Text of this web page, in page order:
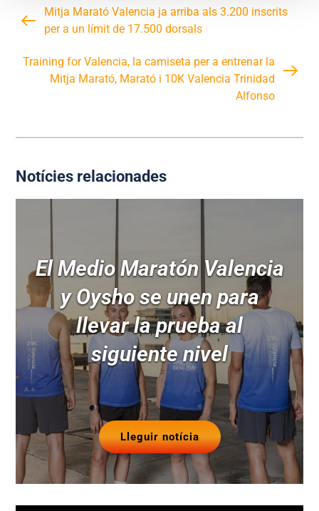
Mitja Marató Valencia ja arriba als 3.200 inscrits
per a un límit de 17.500 dorsals
Training for Valencia, la camiseta per a entrenar la
Mitja Marató, Marató i 10K Valencia Trinidad
Alfonso
Notícies relacionades
El Medio Maratón Valencia
y Oysho se unen para
llevar la prueba al
siguiente nivel
Lleguir notícia